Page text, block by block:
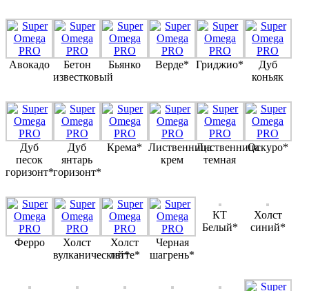
Авокадо
Бетон
известковый
Бьянко Верде* Гриджио*
Дуб
коньяк
Дуб
песок
горизонт*
Дуб
янтарь
горизонт*
Крема*
Лиственница
крем
Лиственница
темная
Оскуро*
Ферро
Холст
вулканический*
Холст
латте*
Черная
шагрень*
КТ
Белый*
Холст
синий*